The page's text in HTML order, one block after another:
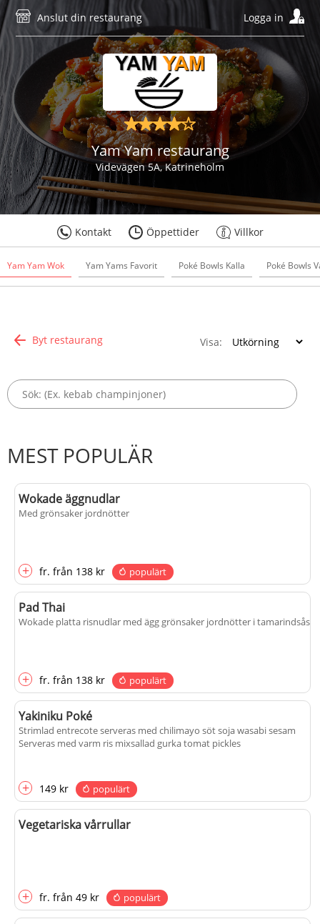
Logga in
Anslut din restaurang
Yam Yam restaurang
Videvägen 5A, Katrineholm
Kontakt Öppettider Villkor
Yam Yam Wok Yam Yams Favorit Poké Bowls Kalla Poké Bowls
Byt restaurang Visa:
MEST POPULÄR
Wokade äggnudlar
Med grönsaker jordnötter
+ fr. från 138 kr populärt
Pad Thai
Wokade platta risnudlar med ägg grönsaker jordnötter i tamarindsås
+ fr. från 138 kr populärt
Yakiniku Poké
Strimlad entrecote serveras med chilimayo söt soja wasabi sesam
Serveras med varm ris mixsallad gurka tomat pickles
+ 149 kr populärt
Vegetariska vårrullar
+ fr. från 49 kr populärt